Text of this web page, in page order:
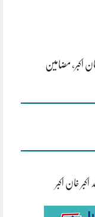
اکبر ، مضامین
خان اکبر